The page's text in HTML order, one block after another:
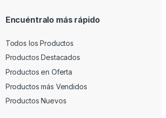
Encuéntralo más rápido
Todos los Productos
Productos Destacados
Productos en Oferta
Productos más Vendidos
Productos Nuevos